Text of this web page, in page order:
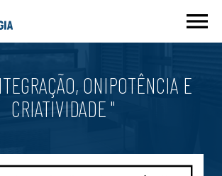
menu
ONIPOTÊNCIA E
CRIATIVIDADE "